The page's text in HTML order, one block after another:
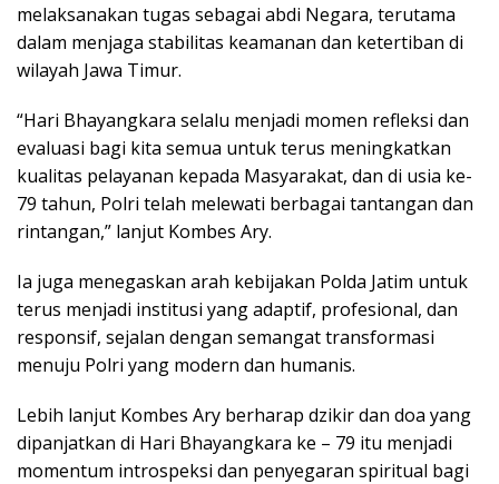
melaksanakan tugas sebagai abdi Negara, terutama
dalam menjaga stabilitas keamanan dan ketertiban di
wilayah Jawa Timur.
“Hari Bhayangkara selalu menjadi momen refleksi dan
evaluasi bagi kita semua untuk terus meningkatkan
kualitas pelayanan kepada Masyarakat, dan di usia ke-
79 tahun, Polri telah melewati berbagai tantangan dan
rintangan,” lanjut Kombes Ary.
Ia juga menegaskan arah kebijakan Polda Jatim untuk
terus menjadi institusi yang adaptif, profesional, dan
responsif, sejalan dengan semangat transformasi
menuju Polri yang modern dan humanis.
Lebih lanjut Kombes Ary berharap dzikir dan doa yang
dipanjatkan di Hari Bhayangkara ke – 79 itu menjadi
momentum introspeksi dan penyegaran spiritual bagi